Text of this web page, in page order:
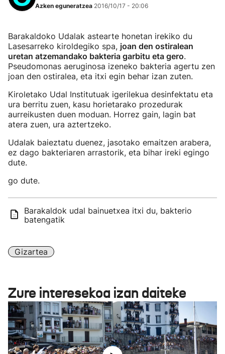
Azken eguneratzea 2016/10/17 - 20:06
Barakaldoko Udalak astearte honetan irekiko du
Lasesarreko kiroldegiko spa, joan den ostiralean
uretan atzemandako bakteria garbitu eta gero.
Pseudomonas aeruginosa izeneko bakteria agertu zen
joan den ostiralea, eta itxi egin behar izan zuten.
Kiroletako Udal Institutuak igerilekua desinfektatu eta
ura berritu zuen, kasu horietarako prozedurak
aurreikusten duen moduan. Horrez gain, lagin bat
atera zuen, ura aztertzeko.
Udalak baieztatu duenez, jasotako emaitzen arabera,
ez dago bakteriaren arrastorik, eta bihar ireki egingo
dute.
go dute.
Barakaldok udal bainuetxea itxi du, bakterio
batengatik
Gizartea
Zure interesekoa izan daiteke